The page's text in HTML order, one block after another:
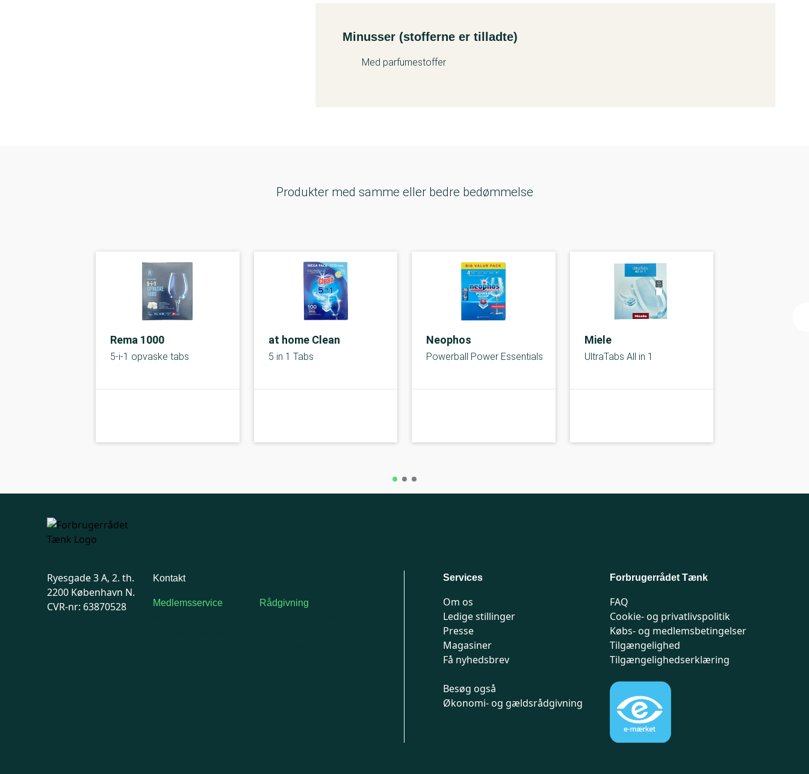
Kemitest
Minusser (stofferne er tilladte)
Med parfumestoffer
Produkter med samme eller bedre bedømmelse
Rema 1000
5-i-1 opvaske tabs
at home Clean
5 in 1 Tabs
Neophos
Powerball Power Essentials
Miele
UltraTabs All in 1
Ryesgade 3 A, 2. th.
2200 København N.
CVR-nr: 63870528
Kontakt
Medlemsservice Rådgivning
Services
Om os
Ledige stillinger
Presse
Magasiner
Få nyhedsbrev
Besøg også
Økonomi- og gældsrådgivning
Forbrugerrådet Tænk
FAQ
Cookie- og privatlivspolitik
Købs- og medlemsbetingelser
Tilgængelighed
Tilgængelighedserklæring